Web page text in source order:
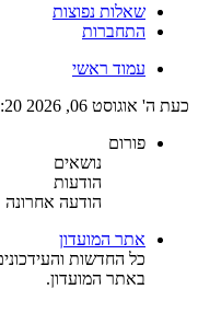
שאלות נפוצות
התחברות
עמוד ראשי
כעת ה' אוגוסט 06, 2026 9:20 am
פורום
נושאים
הודעות
הודעה אחרונה
אתר המועדון
כל החדשות
באתר המועדון.